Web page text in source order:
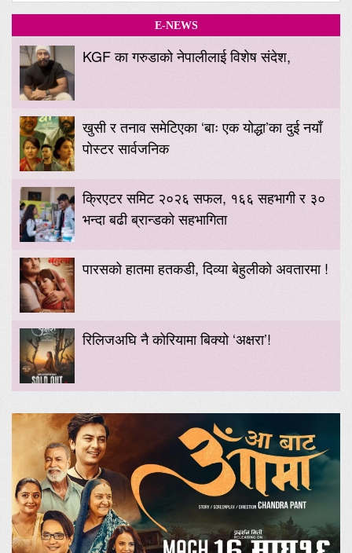
E-NEWS
KGF का गरुडाको नेपालीलाई विशेष संदेश,
खुसी र तनाव समेटिएका ‘बाः एक योद्धा’का दुई नयाँ
पोस्टर सार्वजनिक
क्रिएटर समिट २०२६ सफल, १६६ सहभागी र ३०
भन्दा बढी ब्रान्डको सहभागिता
पारसको हातमा हतकडी, दिव्या बेहुलीको अवतारमा !
रिलिजअघि नै कोरियामा बिक्यो ‘अक्षरा’!